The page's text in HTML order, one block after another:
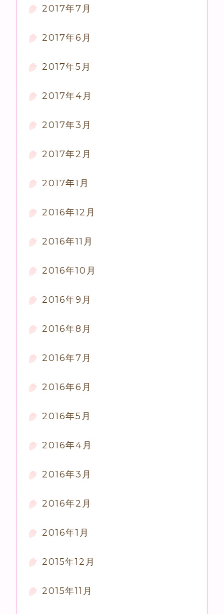
2017年7月
2017年6月
2017年5月
2017年4月
2017年3月
2017年2月
2017年1月
2016年12月
2016年11月
2016年10月
2016年9月
2016年8月
2016年7月
2016年6月
2016年5月
2016年4月
2016年3月
2016年2月
2016年1月
2015年12月
2015年11月